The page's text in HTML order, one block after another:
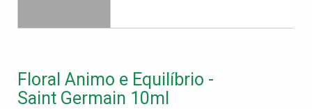
Floral Animo e Equilíbrio -
Saint Germain 10ml